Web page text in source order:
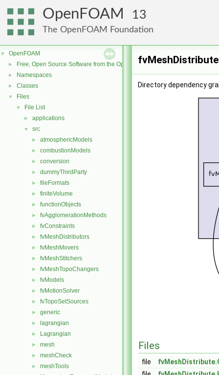
OpenFOAM 13
The OpenFOAM Foundation
▼ OpenFOAM
► Free, Open Source Software from the OpenFOAM Foundation
► Namespaces
► Classes
▼ Files
▼ File List
► applications
▼ src
► atmosphericModels
► combustionModels
► conversion
► dummyThirdParty
► fileFormats
► finiteVolume
► functionObjects
► fvAgglomerationMethods
► fvConstraints
► fvMeshDistributors
► fvMeshMovers
► fvMeshStitchers
► fvMeshTopoChangers
► fvModels
► fvMotionSolver
► fvTopoSetSources
► generic
► lagrangian
► Lagrangian
► mesh
► meshCheck
► meshTools
Directory dependency
Files
file